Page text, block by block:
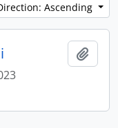
Ascending